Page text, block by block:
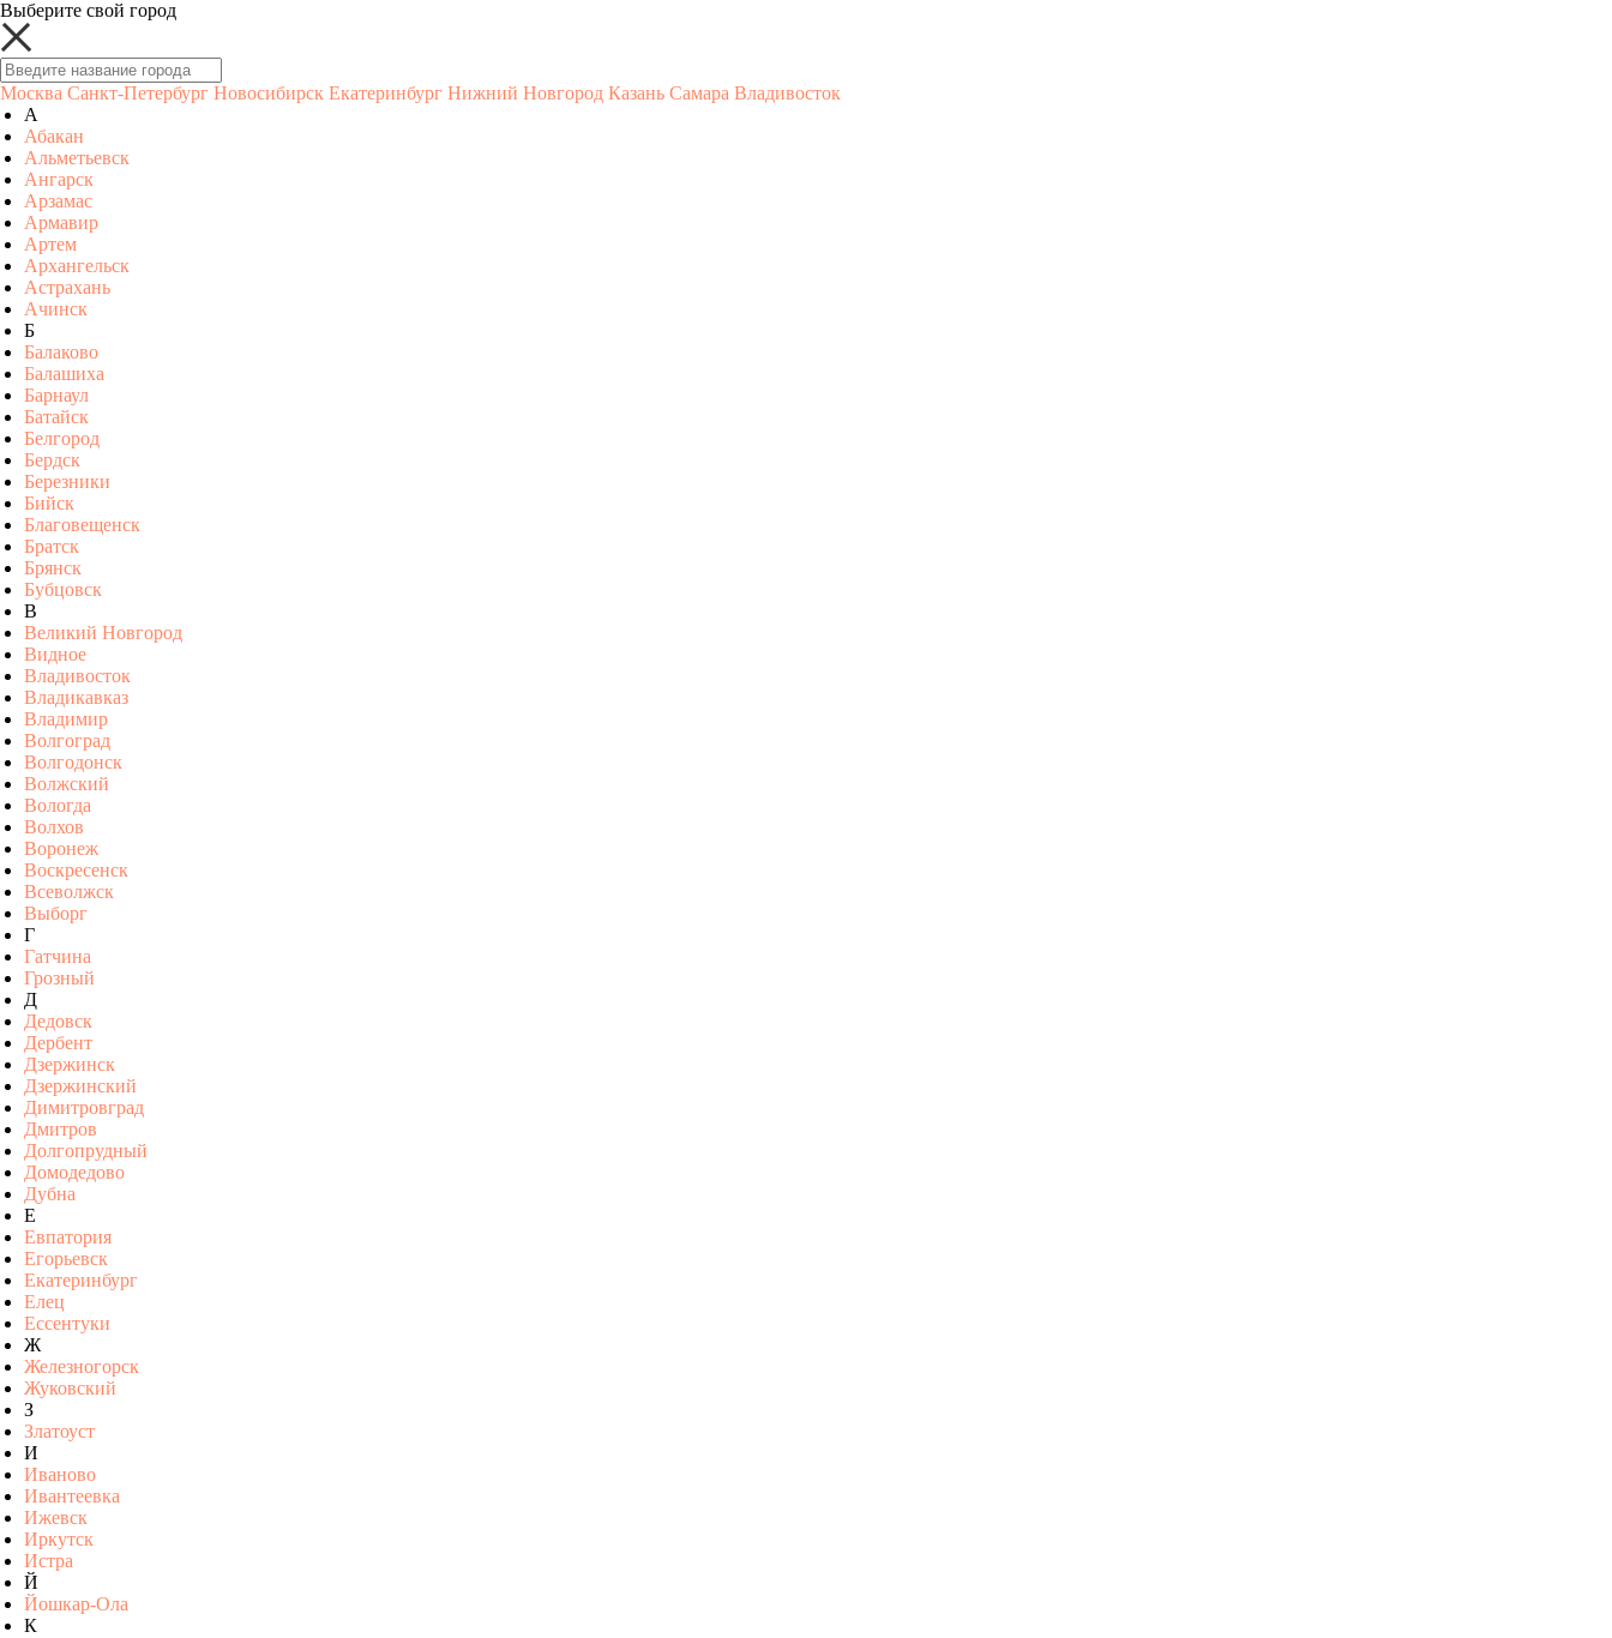
Выберите свой город
Москва Санкт-Петербург Новосибирск Екатеринбург Нижний Новгород Казань Самара Владивосток
А
Абакан
Альметьевск
Ангарск
Арзамас
Армавир
Артем
Архангельск
Астрахань
Ачинск
Б
Балаково
Балашиха
Барнаул
Батайск
Белгород
Бердск
Березники
Бийск
Благовещенск
Братск
Брянск
Бубцовск
В
Великий Новгород
Видное
Владивосток
Владикавказ
Владимир
Волгоград
Волгодонск
Волжский
Вологда
Волхов
Воронеж
Воскресенск
Всеволжск
Выборг
Г
Гатчина
Грозный
Д
Дедовск
Дербент
Дзержинск
Дзержинский
Димитровград
Дмитров
Долгопрудный
Домодедово
Дубна
Е
Евпатория
Егорьевск
Екатеринбург
Елец
Ессентуки
Ж
Железногорск
Жуковский
З
Златоуст
И
Иваново
Ивантеевка
Ижевск
Иркутск
Истра
Й
Йошкар-Ола
К